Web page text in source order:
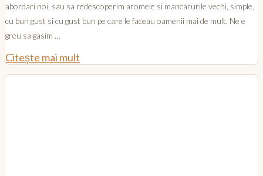
abordari noi, sau sa redescoperim aromele si mancarurile vechi, simple,
cu bun gust si cu gust bun pe care le faceau oamenii mai de mult. Ne e
greu sa gasim …
Citește mai mult